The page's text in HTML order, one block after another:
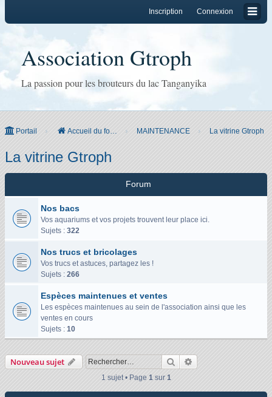
Connexion
Inscription
Association Gtroph
La passion pour les brouteurs du lac Tanganyika
Portail Accueil du forum MAINTENANCE La vitrine Gtroph
La vitrine Gtroph
Forum
Nos bacs
Vos aquariums et vos projets trouvent leur place ici.
Sujets : 322
Nos trucs et bricolages
Vos trucs et astuces, partagez les !
Sujets : 266
Espèces maintenues et ventes
Les espèces maintenues au sein de l'association ainsi que les
ventes en cours
Sujets : 10
Nouveau sujet Rechercher
1 sujet • Page 1sur 1